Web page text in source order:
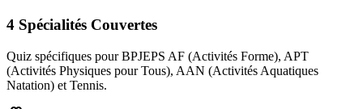
4 Spécialités Couvertes
Quiz spécifiques pour BPJEPS AF (Activités Forme), APT
(Activités Physiques pour Tous), AAN (Activités Aquatiques
Natation) et Tennis.